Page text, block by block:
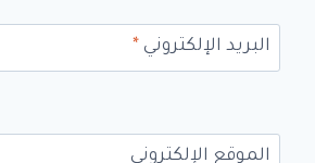
البريد الإلكتروني *
الموقع الإلكتروني